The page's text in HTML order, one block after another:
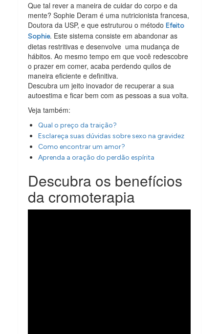
Que tal rever a maneira de cuidar do corpo e da
mente? Sophie Deram é uma nutricionista francesa,
Doutora da USP, e que estruturou o métodoEfeito
Sophie. Este sistema consiste em abandonar as
dietas restritivas e desenvolve uma mudança de
hábitos. Ao mesmo tempo em que você redescobre
o prazer em comer, acaba perdendo quilos de
maneira eficiente e definitiva.
Descubra um jeito inovador de recuperar a sua
autoestima e ficar bem com as pessoas a sua volta.
Veja também:
Qual o preço da traição?
Esclareça suas dúvidas sobre sexo na gravidez
Como encontrar um amor?
Aprenda a oração do perdão espírita
Descubra os benefícios
da cromoterapia